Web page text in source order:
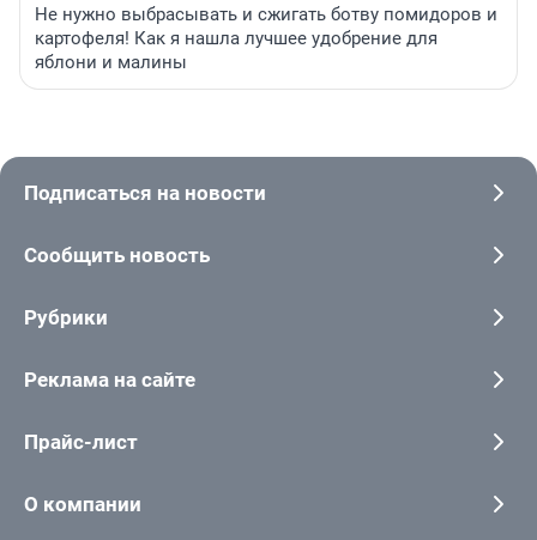
Не нужно выбрасывать и сжигать ботву помидоров и
картофеля! Как я нашла лучшее удобрение для
яблони и малины
Подписаться на новости
Сообщить новость
Рубрики
Реклама на сайте
Прайс-лист
О компании